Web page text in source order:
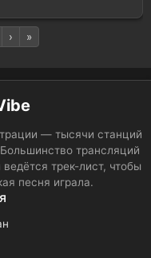
› »
— тысячи станций
трансляций
трек-лист, чтобы
песня играла.